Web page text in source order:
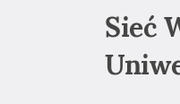
Sieć